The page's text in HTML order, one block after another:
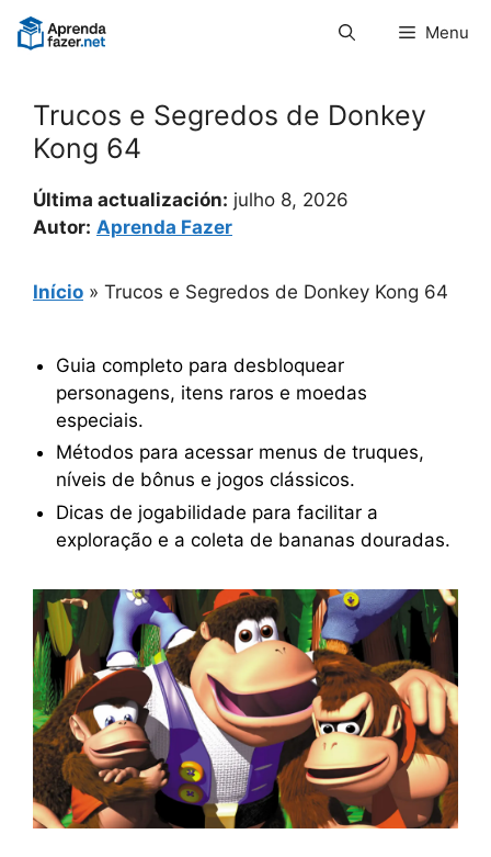
Pular
para
Menu
Trucos e Segredos de Donkey
Kong 64
Última actualización: julho 8, 2026
Autor: Aprenda Fazer
Início » Trucos e Segredos de Donkey Kong 64
Guia completo para desbloquear
personagens, itens raros e moedas
especiais.
Métodos para acessar menus de truques,
níveis de bônus e jogos clássicos.
Dicas de jogabilidade para facilitar a
exploração e a coleta de bananas douradas.